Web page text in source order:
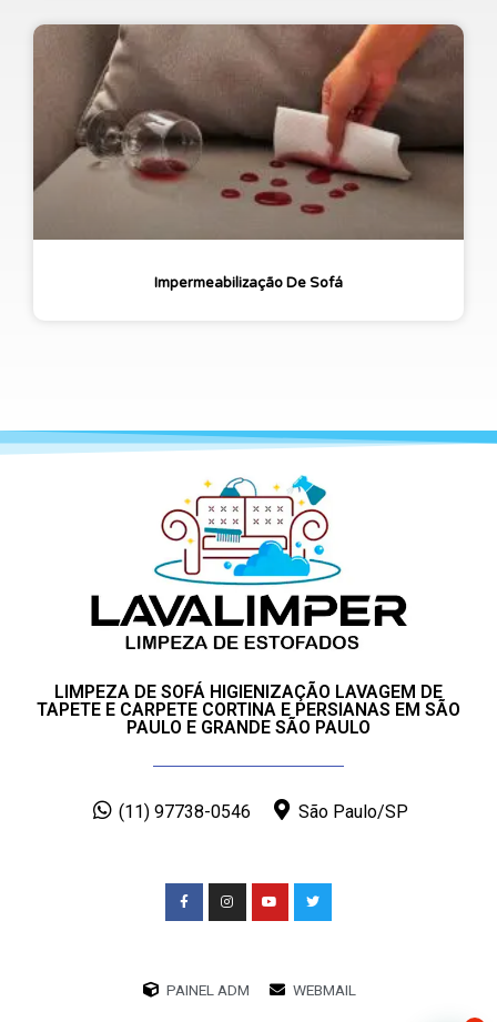
Impermeabilização De Sofá
LIMPEZA DE SOFÁ HIGIENIZAÇÃO LAVAGEM DE
TAPETE E CARPETE CORTINA E PERSIANAS EM SÃO
PAULO E GRANDE SÃO PAULO
(11) 97738-0546 São Paulo/SP
PAINEL ADM WEBMAIL